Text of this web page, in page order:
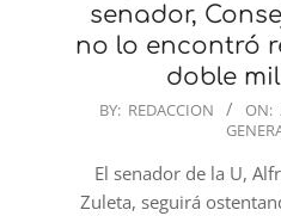
senador,
no lo encontró
doble
2023-
BY: REDACCION ON:
El senador de la U,
Zuleta, seguirá